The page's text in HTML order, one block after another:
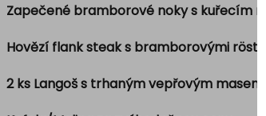
Zapečené bramborové noky s kuřecím
Hovězí flank steak s bramborovými
2 ks Langoš s trhaným vepřovým